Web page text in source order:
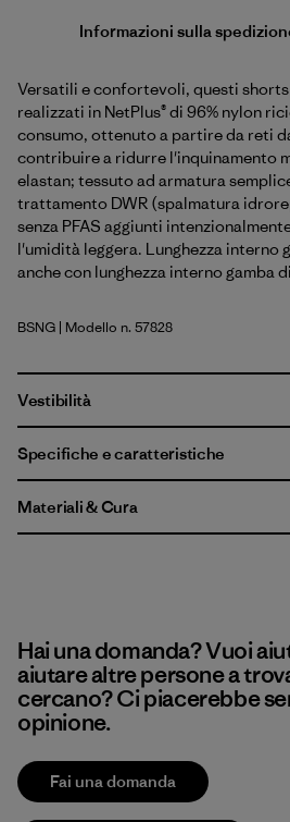
Informazioni sulla
Versatili e confortevoli, questi
realizzati in NetPlus® di 96% nylon
consumo, ottenuto a partire da reti
contribuire a ridurre l'inquinamento
elastan; tessuto ad armatura
trattamento DWR (spalmatura
senza PFAS aggiunti
l'umidità leggera. Lunghezza interno
anche con lunghezza interno gamba
Basin Green
BSNG | Modello n. 57828
Vestibilità
Specifiche e caratteristiche
Materiali & Cura
Hai una domanda? Vuoi
aiutare altre persone a
cercano? Ci piacerebbe
opinione.
Fai una domanda